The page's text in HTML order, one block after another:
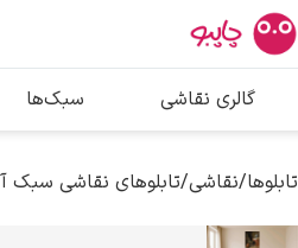
بیشترین
پیکاسو
سالوادور دالی
گالری نقاشی سبک‌ها
تابلوها/نقاشی/تابلوهای نقاشی سبک